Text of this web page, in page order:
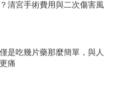
清宮手術費用與二次傷害風
是吃幾片藥那麼簡單，與人
痛